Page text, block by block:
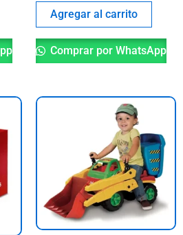
Agregar al carrito
Comprar por WhatsApp